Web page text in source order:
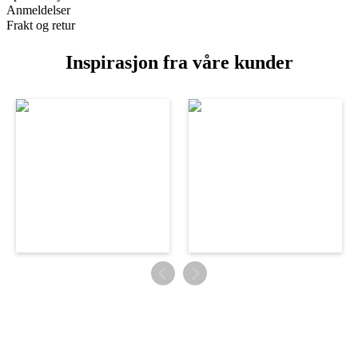
Anmeldelser
Frakt og retur
Inspirasjon fra våre kunder